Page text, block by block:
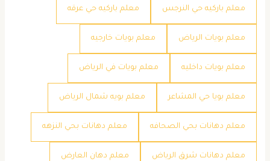
معلم باركيه حي النرجس معلم باركيه حي عرقه
معلم بويات الرياض معلم بويات خارجيه
معلم بويات داخليه معلم بويات في الرياض
معلم بويا حي المشاعر معلم بويه شمال الرياض
معلم دهانات بحي الصحافه معلم دهانات بحي النزهه
معلم دهانات شرق الرياض معلم دهان العارض